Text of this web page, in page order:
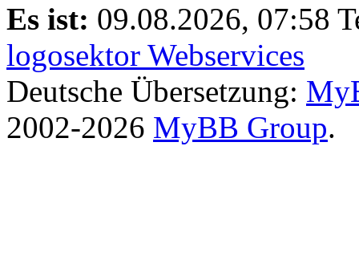
Es ist: 09.08.2026, 07:58
logosektor Webservices
Deutsche Übersetzung:
2002-2026 MyBB Group.